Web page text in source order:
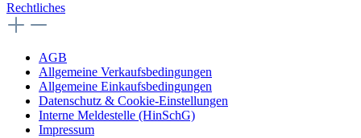
Rechtliches
AGB
Allgemeine Verkaufsbedingungen
Allgemeine Einkaufsbedingungen
Datenschutz & Cookie-Einstellungen
Interne Meldestelle (HinSchG)
Impressum